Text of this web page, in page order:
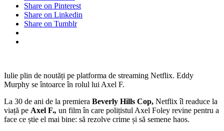
Share on Pinterest
Share on Linkedin
Share on Tumblr
Iulie plin de noutăți pe platforma de streaming Netflix. Eddy
Murphy se întoarce în rolul lui Axel F.
La 30 de ani de la premiera Beverly Hills Cop, Netflix îl readuce la
viață pe Axel F., un film în care polițistul Axel Foley revine pentru a
face ce știe el mai bine: să rezolve crime și să semene haos.